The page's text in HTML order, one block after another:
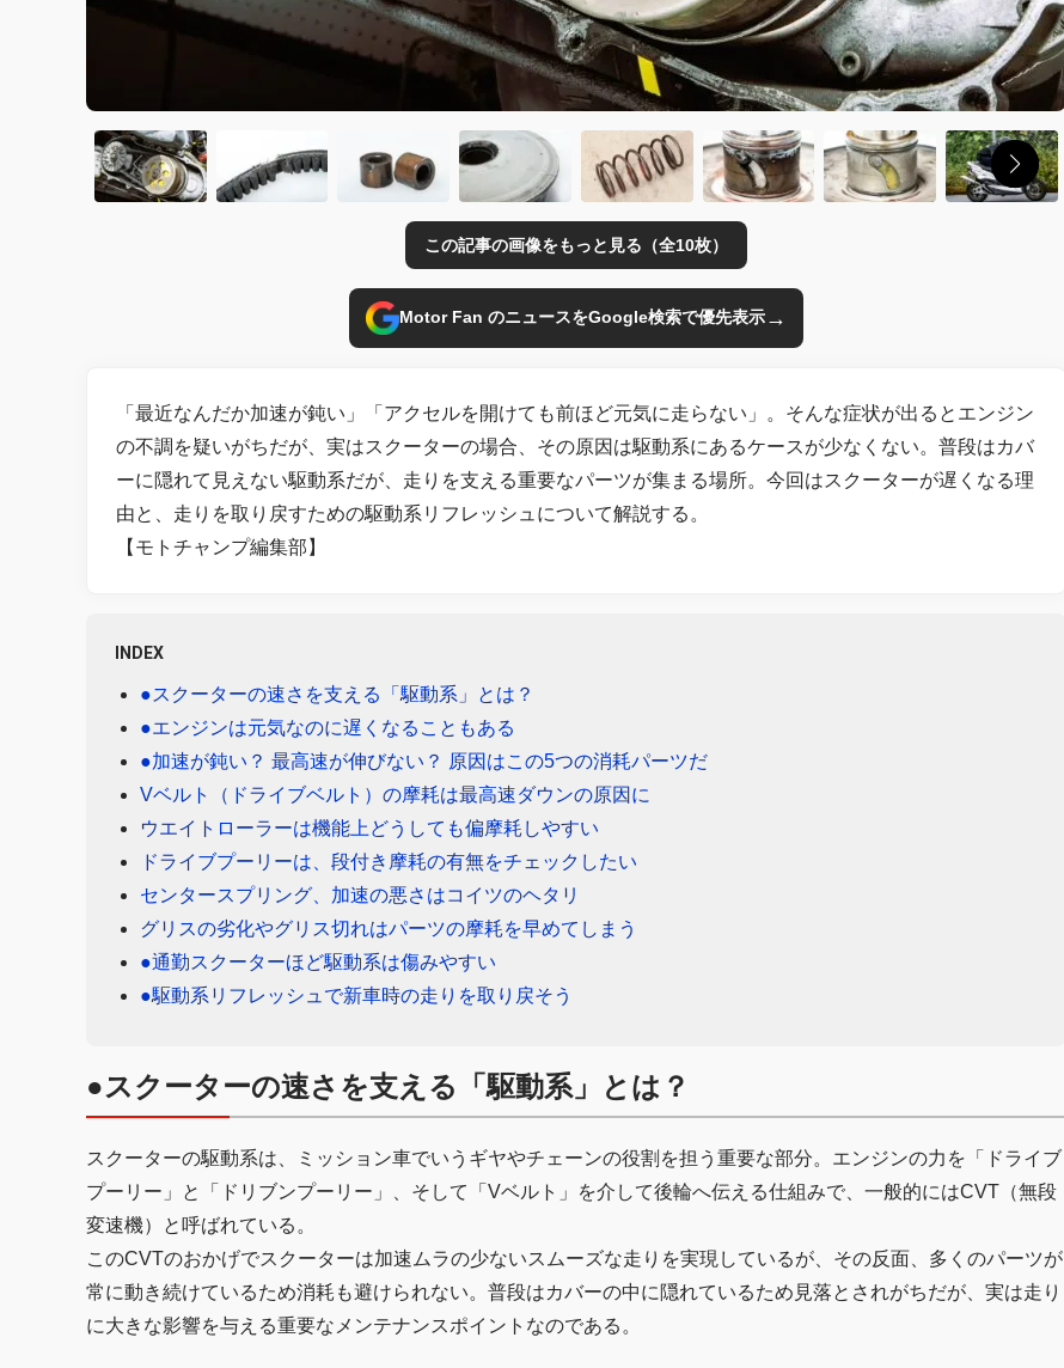
この記事の画像をもっと見る（全10枚）
Motor Fan のニュースをGoogle検索で優先表示→
「最近なんだか加速が鈍い」「アクセルを開けても前ほど元気に走らない」。そんな症状が出るとエンジン
の不調を疑いがちだが、実はスクーターの場合、その原因は駆動系にあるケースが少なくない。普段はカバ
ーに隠れて見えない駆動系だが、走りを支える重要なパーツが集まる場所。今回はスクーターが遅くなる理
由と、走りを取り戻すための駆動系リフレッシュについて解説する。
【モトチャンプ編集部】
INDEX
●スクーターの速さを支える「駆動系」とは？
●エンジンは元気なのに遅くなることもある
●加速が鈍い？ 最高速が伸びない？ 原因はこの5つの消耗パーツだ
Vベルト（ドライブベルト）の摩耗は最高速ダウンの原因に
ウエイトローラーは機能上どうしても偏摩耗しやすい
ドライブプーリーは、段付き摩耗の有無をチェックしたい
センタースプリング、加速の悪さはコイツのヘタリ
グリスの劣化やグリス切れはパーツの摩耗を早めてしまう
●通勤スクーターほど駆動系は傷みやすい
●駆動系リフレッシュで新車時の走りを取り戻そう
●スクーターの速さを支える「駆動系」とは？
スクーターの駆動系は、ミッション車でいうギヤやチェーンの役割を担う重要な部分。エンジンの力を「ドライブ
プーリー」と「ドリブンプーリー」、そして「Vベルト」を介して後輪へ伝える仕組みで、一般的にはCVT（無段
変速機）と呼ばれている。
このCVTのおかげでスクーターは加速ムラの少ないスムーズな走りを実現しているが、その反面、多くのパーツが
常に動き続けているため消耗も避けられない。普段はカバーの中に隠れているため見落とされがちだが、実は走り
に大きな影響を与える重要なメンテナンスポイントなのである。